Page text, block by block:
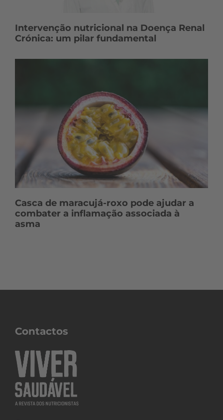
Intervenção nutricional na Doença Renal
Crónica: um pilar fundamental
Casca de maracujá-roxo pode ajudar a
combater a inflamação associada à
asma
Contactos